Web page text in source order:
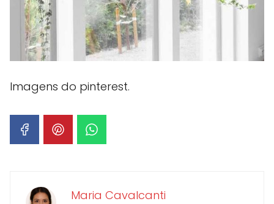
Imagens do pinterest.
Maria Cavalcanti